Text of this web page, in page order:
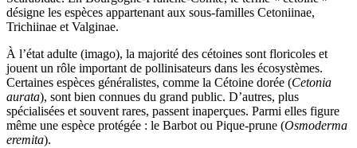
désigne les espèces appartenant aux sous-familles Cetoniinae,
Trichiinae et Valginae.
À l’état adulte (imago), la majorité des cétoines sont floricoles et
jouent un rôle important de pollinisateurs dans les écosystèmes.
Certaines espèces généralistes, comme la Cétoine dorée (Cetonia
aurata), sont bien connues du grand public. D’autres, plus
spécialisées et souvent rares, passent inaperçues. Parmi elles figure
même une espèce protégée : le Barbot ou Pique-prune (Osmoderma
eremita).